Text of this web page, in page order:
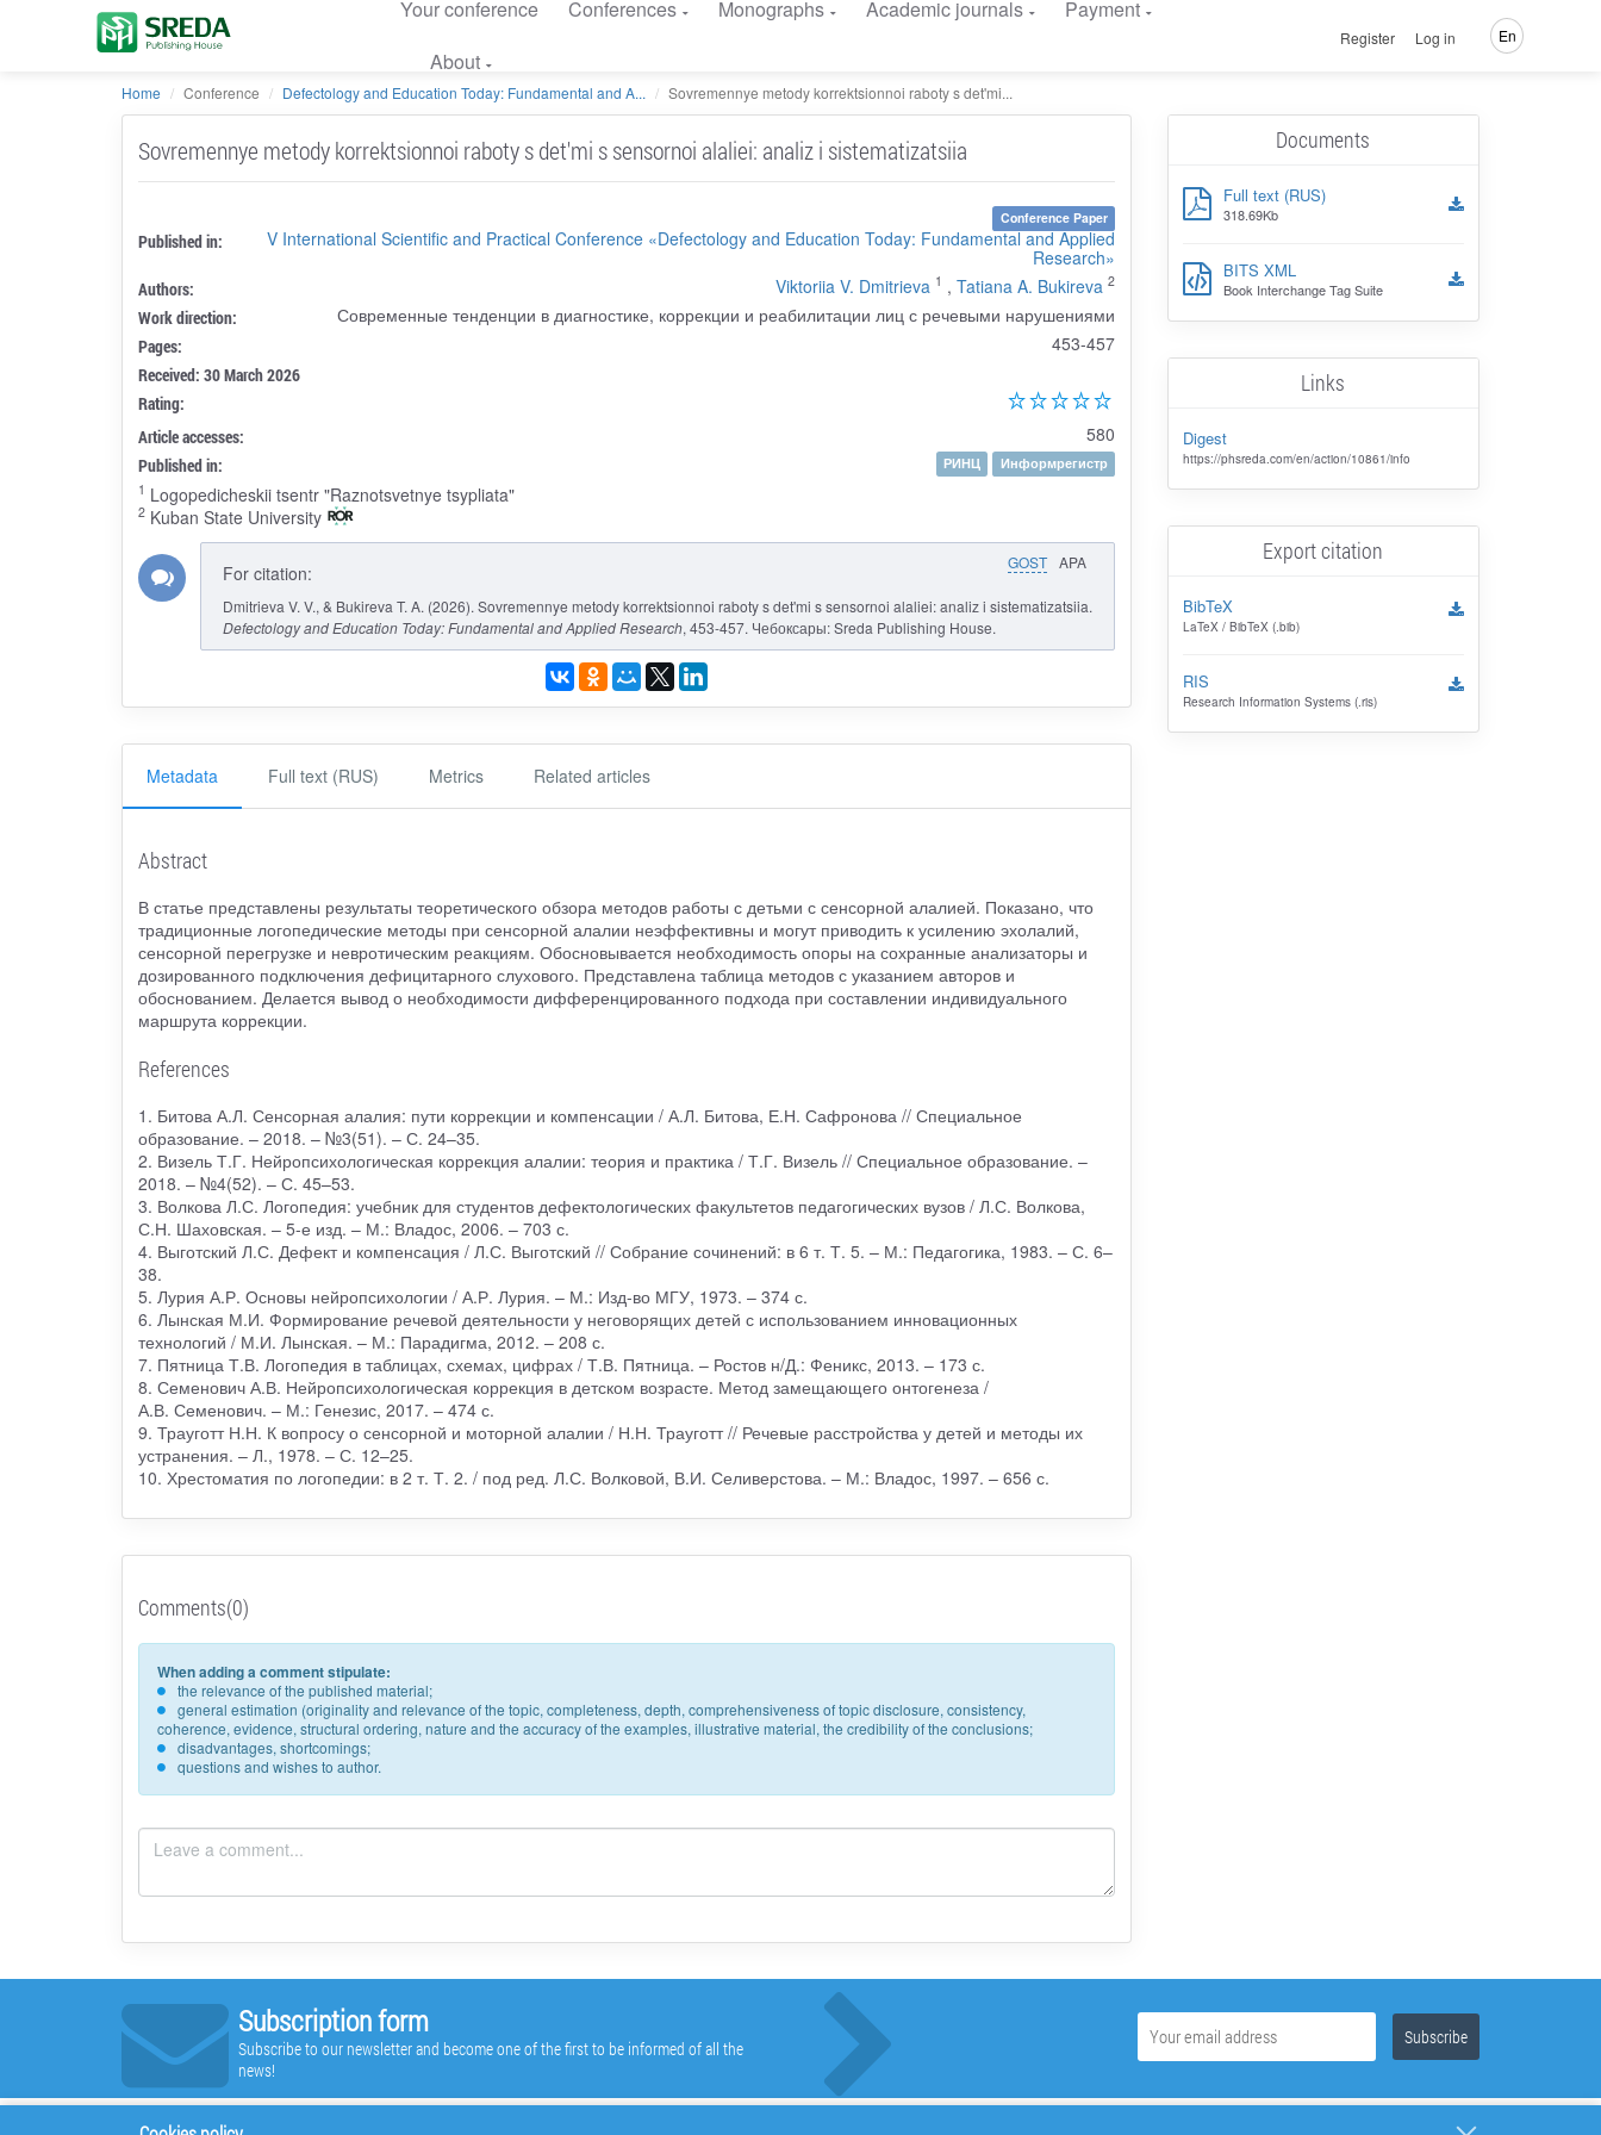
Your conference Conferences Monographs Academic journals
Payment
About
Register Log in En
Home Conference Defectology and Education Today: Fundamental and A... Sovremennye metody korrektsionnoi raboty s det'mi...
Sovremennye metody korrektsionnoi raboty s det'mi s sensornoi alaliei: analiz i sistematizatsiia
Conference Paper
Published in:
V International Scientific and Practical Conference «Defectology and Education Today: Fundamental and Applied
Research»
Authors: Viktoriia V. Dmitrieva 1 , Tatiana A. Bukireva 2
Work direction: Современные тенденции в диагностике, коррекции и реабилитации лиц с речевыми нарушениями
Pages: 453-457
Received: 30 March 2026
Rating:
Article accesses:
580
Published in: РИНЦ
Информрегистр
1 Logopedicheskii tsentr "Raznotsvetnye tsypliata"
2Kuban State University
GOST APA
For citation:
Dmitrieva V. V., & Bukireva T. A. (2026). Sovremennye metody korrektsionnoi raboty s det'mi s sensornoi alaliei: analiz i sistematizatsiia.
Defectology and Education Today: Fundamental and Applied Research, 453-457. Чебоксары: Sreda Publishing House.
Metadata Full text (RUS) Metrics Related articles
Abstract
В статье представлены результаты теоретического обзора методов работы с детьми с сенсорной алалией. Показано, что
традиционные логопедические методы при сенсорной алалии неэффективны и могут приводить к усилению эхолалий,
сенсорной перегрузке и невротическим реакциям. Обосновывается необходимость опоры на сохранные анализаторы и
дозированного подключения дефицитарного слухового. Представлена таблица методов с указанием авторов и
обоснованием. Делается вывод о необходимости дифференцированного подхода при составлении индивидуального
маршрута коррекции.
References
1. Битова А.Л. Сенсорная алалия: пути коррекции и компенсации / А.Л. Битова, Е.Н. Сафронова // Специальное
образование. – 2018. – №3(51). – С. 24–35.
2. Визель Т.Г. Нейропсихологическая коррекция алалии: теория и практика / Т.Г. Визель // Специальное образование. –
2018. – №4(52). – С. 45–53.
3. Волкова Л.С. Логопедия: учебник для студентов дефектологических факультетов педагогических вузов / Л.С. Волкова,
С.Н. Шаховская. – 5-е изд. – М.: Владос, 2006. – 703 с.
4. Выготский Л.С. Дефект и компенсация / Л.С. Выготский // Собрание сочинений: в 6 т. Т. 5. – М.: Педагогика, 1983. – С. 6–
38.
5. Лурия А.Р. Основы нейропсихологии / А.Р. Лурия. – М.: Изд-во МГУ, 1973. – 374 с.
6. Лынская М.И. Формирование речевой деятельности у неговорящих детей с использованием инновационных
технологий / М.И. Лынская. – М.: Парадигма, 2012. – 208 с.
7. Пятница Т.В. Логопедия в таблицах, схемах, цифрах / Т.В. Пятница. – Ростов н/Д.: Феникс, 2013. – 173 с.
8. Семенович А.В. Нейропсихологическая коррекция в детском возрасте. Метод замещающего онтогенеза /
А.В. Семенович. – М.: Генезис, 2017. – 474 с.
9. Трауготт Н.Н. К вопросу о сенсорной и моторной алалии / Н.Н. Трауготт // Речевые расстройства у детей и методы их
устранения. – Л., 1978. – С. 12–25.
10. Хрестоматия по логопедии: в 2 т. Т. 2. / под ред. Л.С. Волковой, В.И. Селиверстова. – М.: Владос, 1997. – 656 с.
Comments(0)
When adding a comment stipulate:
the relevance of the published material;
general estimation (originality and relevance of the topic, completeness, depth, comprehensiveness of topic disclosure, consistency,
coherence, evidence, structural ordering, nature and the accuracy of the examples, illustrative material, the credibility of the conclusions;
disadvantages, shortcomings;
questions and wishes to author.
Documents
Full text (RUS)
318.69Kb
BITS XML
Book Interchange Tag Suite
Links
Digest
https://phsreda.com/en/action/10861/info
Export citation
BibTeX
LaTeX / BibTeX (.bib)
RIS
Research Information Systems (.ris)
Subscription form
Subscribe to our newsletter and become one of the first to be informed of all the
news!